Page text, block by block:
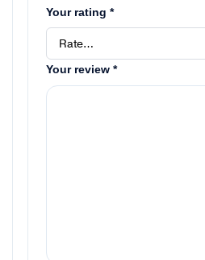
Your rating *
Your review *